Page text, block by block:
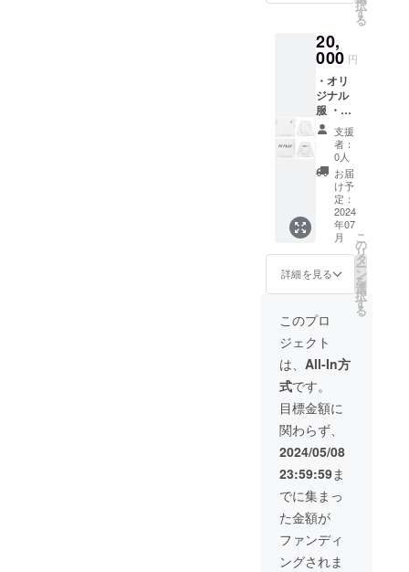
ウェッ
ン ・サ
イズ：
S〜２
XL ・黒
択
す
る
20,
000 円
・オリ
ジナル
服 ・サ
イズ：
S〜４
XL ・
色：
白、黒
・税
込、送
料込み
の価格
になっ
ており
ます ※
服の種
類もお
選びい
ただけ
ます
※4500
円と同
じ商品
になっ
ており
ます！
期待し
てる！
頑張
れ！な
ど気持
ちをを
応援費
として
支援
者：
0人
お届
け予
定：
2024
年07
月
詳細を見る
こ
の
リ
タ
ー
ン
を
選
択
す
る
このプロ
ジェクト
は、 All-In方
式です。
目標金額に
関わらず、
2024/05/08
23:59:59ま
でに集まっ
た金額が
ファンディ
ングされま